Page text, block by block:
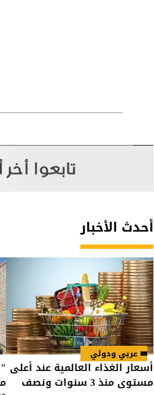
أحدث الأخبار
عربي ودولي
أسعار الغذاء العالمية عند أعلى
مستوى منذ 3 سنوات ونصف